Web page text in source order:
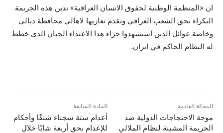
ان «المنظمة الوطنية لحقوق الانسان العراقية» تدين هذه الجريمة
النكراء بحق الشعب العراقي وتقدم تعازيها لاهالي محافظة ديالى
وخاصة عوائل الذين استشهدوا جراء هذا الاعتداء الجبان الذي خطط
له النظام الحاكم في ايران.
المادة السابقة
أعدام ستة سجناء شنقًا وأحكام
للإعدام بحق أربعة شابًا خلال
المقالة القادمة
موجة الاحتجاجات الدولية ضد
الجريمة المشينة لنظام الملالي